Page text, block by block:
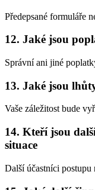
Předepsané formuláře
12. Jaké jsou
Správní ani jiné
13. Jaké jsou
Vaše záležitost bude
14. Kteří jsou
situace
Další účastníci postupu